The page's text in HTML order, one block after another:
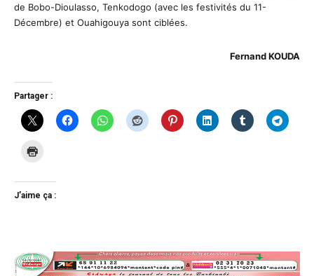
de Bobo-Dioulasso, Tenkodogo (avec les festivités du 11-
Décembre) et Ouahigouya sont ciblées.
Fernand KOUDA
Partager :
J’aime ça :